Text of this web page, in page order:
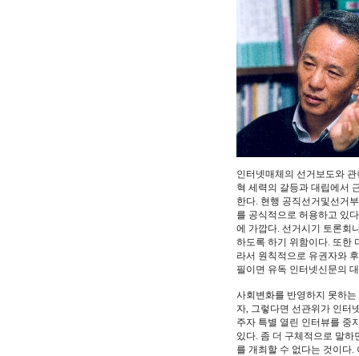
인터넷매체의 선거보도와
혁 세력의 갈등과 대립에서
한다. 현행 공직선거및선거
를 공식적으로 허용하고 있
에 가깝다. 선거시기 토론회
하도록 하기 위함이다. 또한
라서 원칙적으로 유권자와
필이면 유독 인터넷신문의
사회변화를 반영하지 못하
자, 그렇다면 선관위가 인터
주자 특별 열린 인터뷰를 중
있다. 좀 더 구체적으로 말
를 개최할 수 없다는 것이다